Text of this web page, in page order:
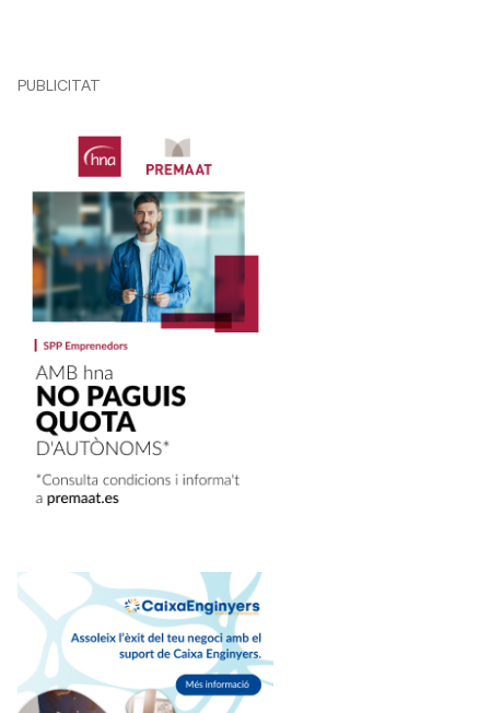
PUBLICITAT